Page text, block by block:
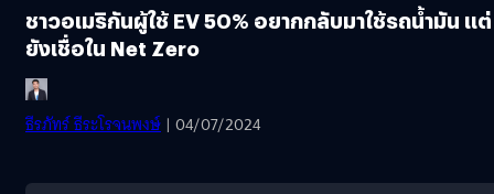
ชาวอเมริกันผู้ใช้ EV 50% อยากกลับมาใช้รถน้ำมัน แต่
ยังเชื่อใน Net Zero
ธีรภัทร์ ธีระโรจนพงษ์ | 04/07/2024